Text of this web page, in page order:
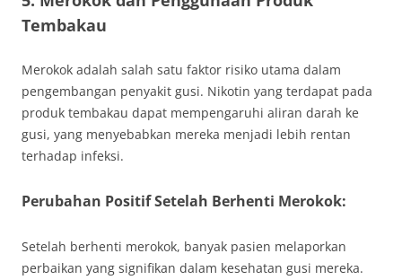
Tembakau
Merokok adalah salah satu faktor risiko utama dalam
pengembangan penyakit gusi. Nikotin yang terdapat pada
produk tembakau dapat mempengaruhi aliran darah ke
gusi, yang menyebabkan mereka menjadi lebih rentan
terhadap infeksi.
Perubahan Positif Setelah Berhenti Merokok:
Setelah berhenti merokok, banyak pasien melaporkan
perbaikan yang signifikan dalam kesehatan gusi mereka.